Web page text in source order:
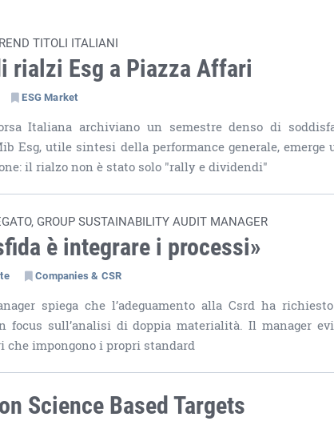
TITOLI ITALIANI
rialzi Esg a Piazza Affari
ESG Market
Italiana archiviano un semestre denso di
Esg, utile sintesi della performance generale,
il rialzo non è stato solo "rally e dividendi"
GROUP SUSTAINABILITY AUDIT MANAGER
è integrare i processi»
Companies & CSR
spiega che l’adeguamento alla Csrd ha
focus sull’analisi di doppia materialità. Il manager
impongono i propri standard
Science Based Targets